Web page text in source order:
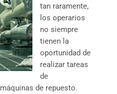
tan raramente,
los operarios
no siempre
tienen la
oportunidad de
realizar tareas
de
de repuesto.